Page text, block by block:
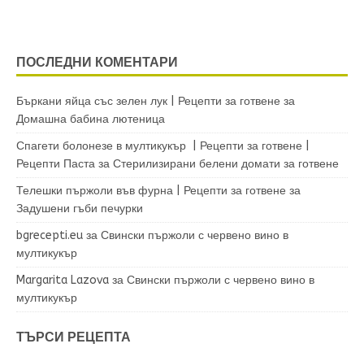
ПОСЛЕДНИ КОМЕНТАРИ
Бъркани яйца със зелен лук | Рецепти за готвене за
Домашна бабина лютеница
Спагети болонезе в мултикукър | Рецепти за готвене |
Рецепти Паста за Стерилизирани белени домати за готвене
Телешки пържоли във фурна | Рецепти за готвене за
Задушени гъби печурки
bgrecepti.eu за Свински пържоли с червено вино в
мултикукър
Margarita Lazova за Свински пържоли с червено вино в
мултикукър
ТЪРСИ РЕЦЕПТА